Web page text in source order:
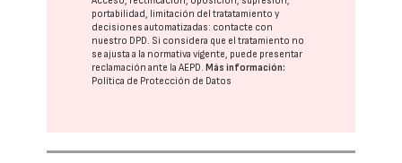
portabilidad, limitación del tratatamiento y
decisiones automatizadas: contacte con
nuestro DPD. Si considera que el tratamiento no
se ajusta a la normativa vigente, puede presentar
reclamación ante laAEPD.Más información:
Política de Protección de Datos